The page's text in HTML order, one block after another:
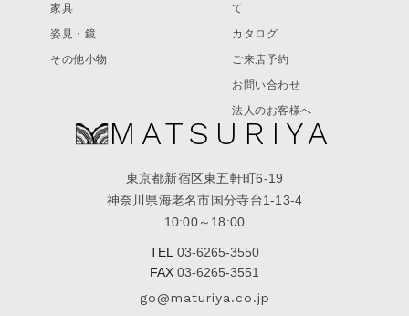
MATSURIYA
東京都新宿区東五軒町6-19
神奈川県海老名市国分寺台1-13-4
10:00～18:00
TEL 03-6265-3550
FAX 03-6265-3551
go@maturiya.co.jp
家具
姿見・鏡
その他小物
て
カタログ
ご来店予約
お問い合わせ
法人のお客様へ